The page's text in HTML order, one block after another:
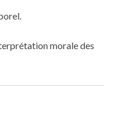
morale des